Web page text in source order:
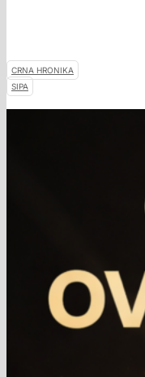
CRNA HRONIKA
SIPA